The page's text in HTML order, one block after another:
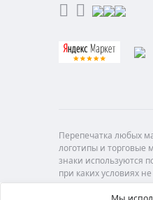
Перепечатка любых
логотипы и торговые
знаки используются
при каких условиях